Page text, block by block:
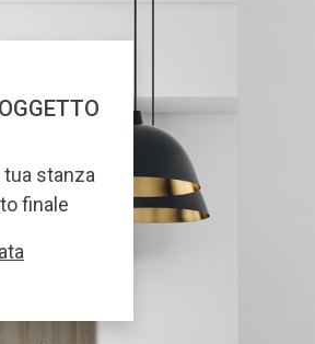
tua stanza
finale